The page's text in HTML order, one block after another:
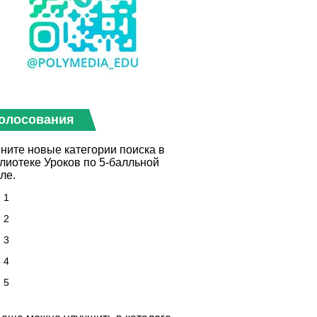
новые категории поиска в
Уроков по 5-балльной
1
2
3
4
5